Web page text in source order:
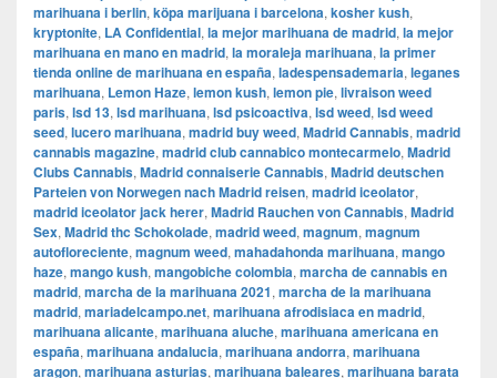
marihuana i berlin, köpa marijuana i barcelona, kosher kush,
kryptonite, LA Confidential, la mejor marihuana de madrid, la mejor
marihuana en mano en madrid, la moraleja marihuana, la primer
tienda online de marihuana en españa, ladespensademaria, leganes
marihuana, Lemon Haze, lemon kush, lemon pie, livraison weed
paris, lsd 13, lsd marihuana, lsd psicoactiva, lsd weed, lsd weed
seed, lucero marihuana, madrid buy weed, Madrid Cannabis, madrid
cannabis magazine, madrid club cannabico montecarmelo, Madrid
Clubs Cannabis, Madrid connaiserie Cannabis, Madrid deutschen
Parteien von Norwegen nach Madrid reisen, madrid iceolator,
madrid iceolator jack herer, Madrid Rauchen von Cannabis, Madrid
Sex, Madrid thc Schokolade, madrid weed, magnum, magnum
autofloreciente, magnum weed, mahadahonda marihuana, mango
haze, mango kush, mangobiche colombia, marcha de cannabis en
madrid, marcha de la marihuana 2021, marcha de la marihuana
madrid, mariadelcampo.net, marihuana afrodisiaca en madrid,
marihuana alicante, marihuana aluche, marihuana americana en
españa, marihuana andalucia, marihuana andorra, marihuana
aragon, marihuana asturias, marihuana baleares, marihuana barata